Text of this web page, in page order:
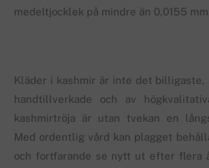
medeltjocklek på mindre än 0,0155 mm.
Kläder i kashmir är inte det billigaste,
handtillverkade och av
kashmirtröja är utan tvekan en
Med ordentlig vård kan plagget
och fortfarande se nytt ut efter flera